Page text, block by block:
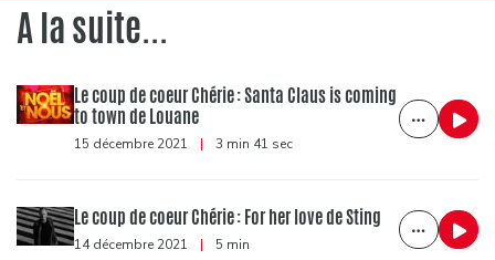
A la suite...
Le coup de coeur Chérie : Santa Claus is coming
to town de Louane
15 décembre 2021 | 3 min 41 sec
Le coup de coeur Chérie : For her love de Sting
14 décembre 2021 | 5 min